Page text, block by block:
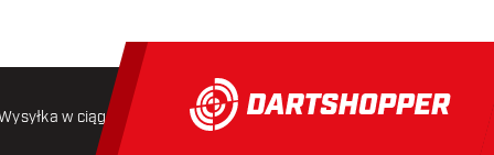
w ciągu 24 godzin Darmowa wysyłka od 250 złoty